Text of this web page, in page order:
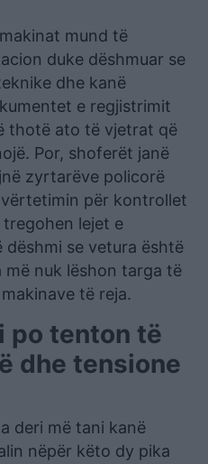
mund të
duke dëshmuar se
dhe kanë
e regjistrimit
thotë ato të vjetrat që
Por, shoferët janë
zyrtarëve policorë
për kontrollet
lejet e
se vetura është
më nuk lëshon targa të
të reja.
po tenton të
dhe tensione
deri më tani kanë
nëpër këto dy pika